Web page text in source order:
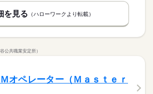
を見る （ハローワークより転載）
公共職業安定所）
オペレーター（Ｍａｓｔｅｒ